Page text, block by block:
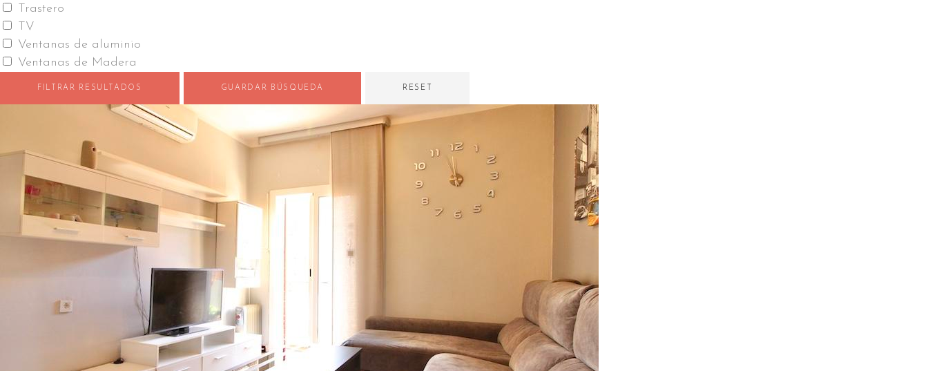
Trastero
TV
Ventanas de aluminio
Ventanas de Madera
FILTRAR RESULTADOS GUARDAR BÚSQUEDA RESET